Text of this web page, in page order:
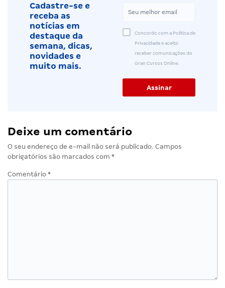
Cadastre-se e
receba as
notícias em
destaque da
semana, dicas,
novidades e
muito mais.
Concordo com a Política de
Privacidade e aceito
receber comunicações do
Gran Cursos Online.
Deixe um comentário
O seu endereço de e-mail não será publicado. Campos
obrigatórios são marcados com *
Comentário *